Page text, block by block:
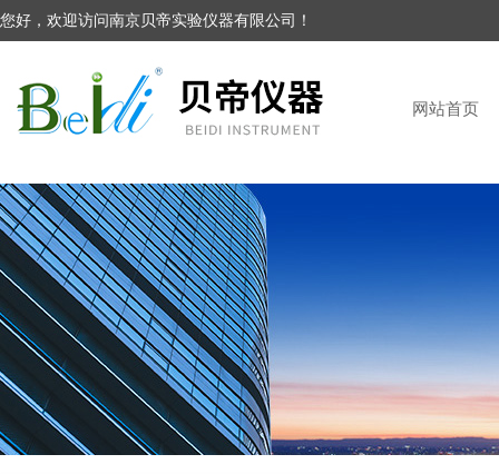
您好，欢迎访问南京贝帝实验仪器有限公司！
网站首页